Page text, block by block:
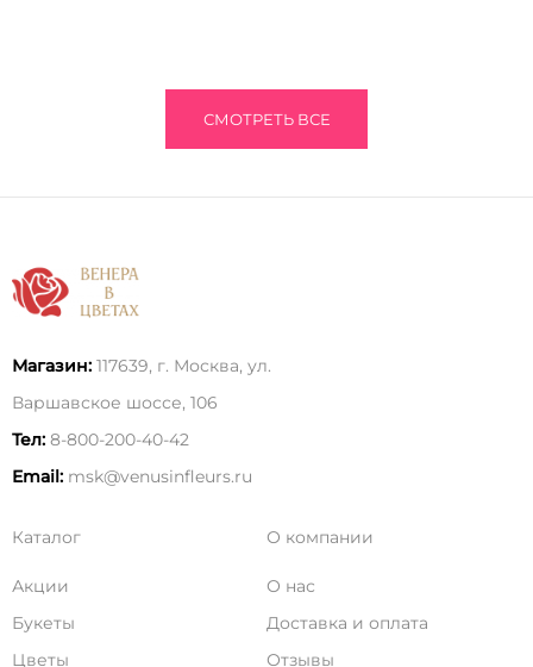
СМОТРЕТЬ ВСЕ
Магазин: 117639, г. Москва, ул.
Варшавское шоссе, 106
Тел: 8-800-200-40-42
Email: msk@venusinfleurs.ru
Каталог
Акции
Букеты
Цветы
О компании
О нас
Доставка и оплата
Отзывы